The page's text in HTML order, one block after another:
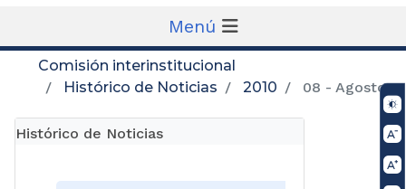
Menú
Comisión interinstitucional
Histórico de Noticias
2010 08 - Agosto
Histórico de Noticias